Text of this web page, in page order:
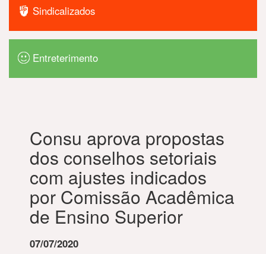
Sindicalizados
Entreterimento
Consu aprova propostas
dos conselhos setoriais
com ajustes indicados
por Comissão Acadêmica
de Ensino Superior
07/07/2020